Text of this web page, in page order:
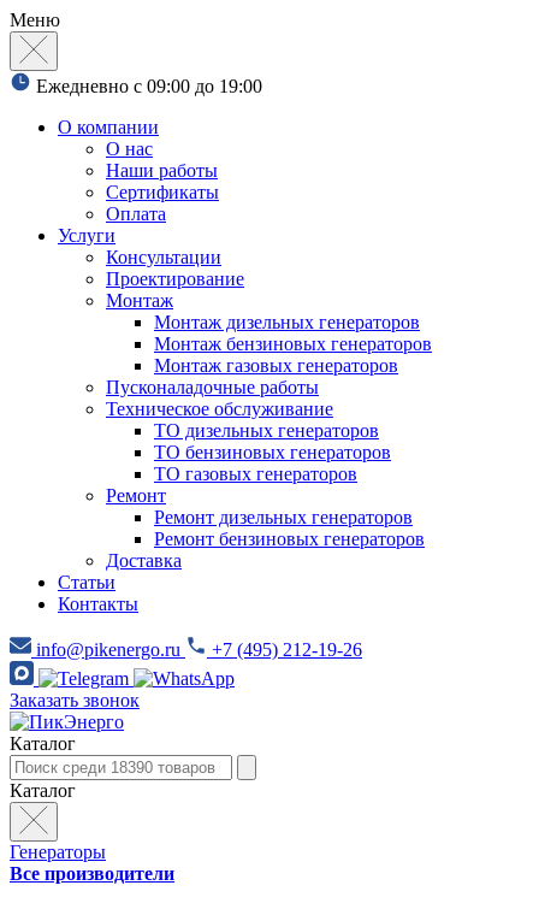
Меню
Ежедневно с 09:00 до 19:00
О компании
О нас
Наши работы
Сертификаты
Оплата
Услуги
Консультации
Проектирование
Монтаж
Монтаж дизельных генераторов
Монтаж бензиновых генераторов
Монтаж газовых генераторов
Пусконаладочные работы
Техническое обслуживание
ТО дизельных генераторов
ТО бензиновых генераторов
ТО газовых генераторов
Ремонт
Ремонт дизельных генераторов
Ремонт бензиновых генераторов
Доставка
Статьи
Контакты
info@pikenergo.ru +7 (495) 212-19-26
Заказать звонок
Каталог
Каталог
Генераторы
Все производители